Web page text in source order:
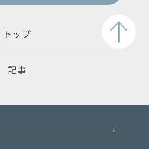
トップ
記事